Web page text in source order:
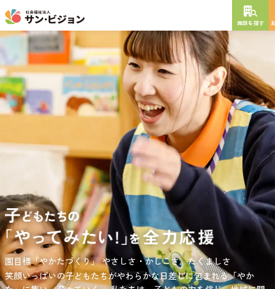
施設を探す
負担の少ない介護、ふれあいを大切にする介護、笑顔が溢れている
介護を目指して。
園目標「やかたづくり」やさしさ・かしこさ。たくましさ
笑顔いっぱいの子どもたちがやわらかな日差しに包まれる「やか
サンサン・スクール東山公園では、小学生の児童が放課後安心して
過ごせる環境を提供するとともに、宿題・クラブ活動(英語・習字・
NEW OPEN
年
特別養護老人ホーム
短期入所生活介護
通所介護
居宅介護支援
グレイスフル砧公園
東京都世田谷区大蔵 3丁目4番12号
お問い合わせ先